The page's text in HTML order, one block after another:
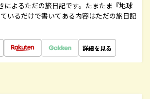
によるただの旅日記です。たまたま『地球
いるだけで書いてある内容はただの旅日記
詳細を見る